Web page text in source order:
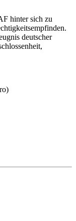
hinter sich zu
deutscher